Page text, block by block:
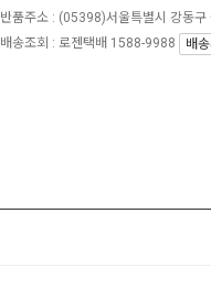
반품주소 : (05398)서울특별시 강동
배송조회 : 로젠택배 1588-9988
배